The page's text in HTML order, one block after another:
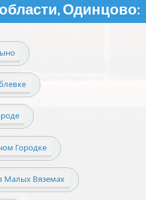
Одинцово:
Городке
Малых Вяземах